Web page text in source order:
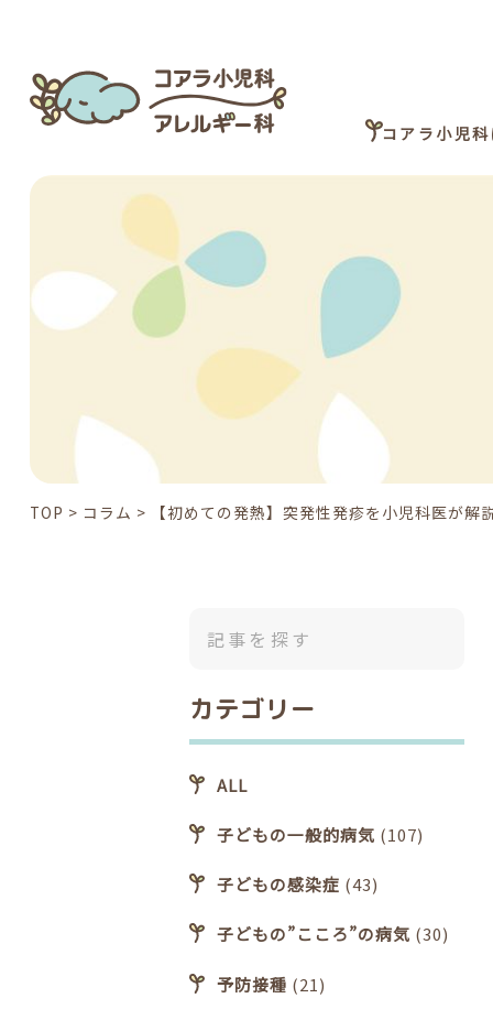
コアラ小児
TOP > コラム > 【初めての発熱】突発性発疹を小児科医が解
カテゴリー
ALL
子どもの一般的病気 (107)
子どもの感染症 (43)
子どもの”こころ”の病気 (30)
予防接種 (21)